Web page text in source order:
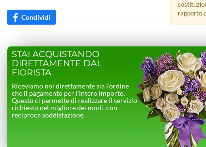
Condividi
rapporto
STAI ACQUISTANDO
DIRETTAMENTE DAL
FIORISTA
Riceviamo noi direttamente sia l’ordine
che il pagamento per l’intero importo.
Questo ci permette di realizzare il servizio
richiesto nel migliore dei modi, con
reciproca soddisfazione.